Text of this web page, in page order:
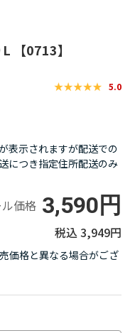
【0713】
5.0
表示されますが配送での
につき指定住所配送のみ
価格 3,590円
3,949円
価格と異なる場合がござ